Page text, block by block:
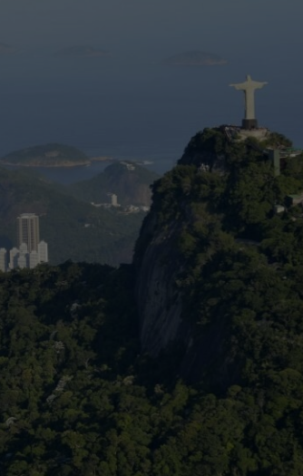
Um encontro de gerações
marcado na história
Arquitetos de todos os continentes, dos
novos talentos expoentes, pensadores do
pesquisadores, universitários, construtores,
sociais, empresas de tecnologia e inovação,